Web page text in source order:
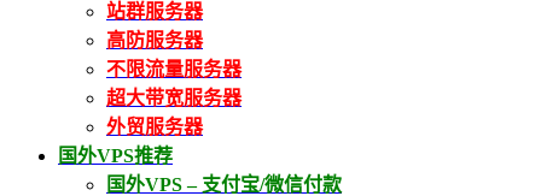
站群服务器
高防服务器
不限流量服务器
超大带宽服务器
外贸服务器
国外VPS推荐
国外VPS – 支付宝/微信付款